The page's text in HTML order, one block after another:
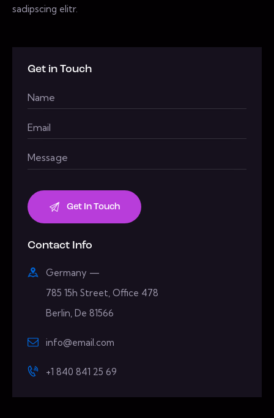
sadipscing elitr.
Get in Touch
Contact Info
Germany —
785 15h Street, Office 478
Berlin, De 81566
info@email.com
+1 840 841 25 69